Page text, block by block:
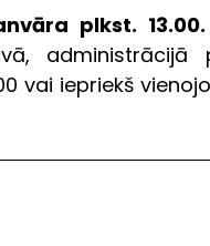
plkst. 13.00.
administrācijā
vai iepriekš